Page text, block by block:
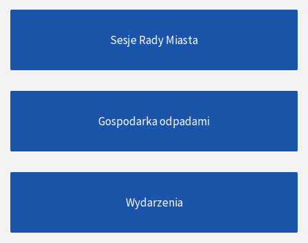
Sesje Rady Miasta
Gospodarka odpadami
Wydarzenia